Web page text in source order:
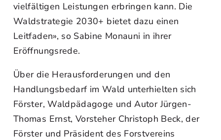
vielfältigen Leistungen erbringen kann. Die
Waldstrategie 2030+ bietet dazu einen
Leitfaden», so Sabine Monauni in ihrer
Eröffnungsrede.
Über die Herausforderungen und den
Handlungsbedarf im Wald unterhielten sich
Förster, Waldpädagoge und Autor Jürgen-
Thomas Ernst, Vorsteher Christoph Beck, der
Förster und Präsident des Forstvereins